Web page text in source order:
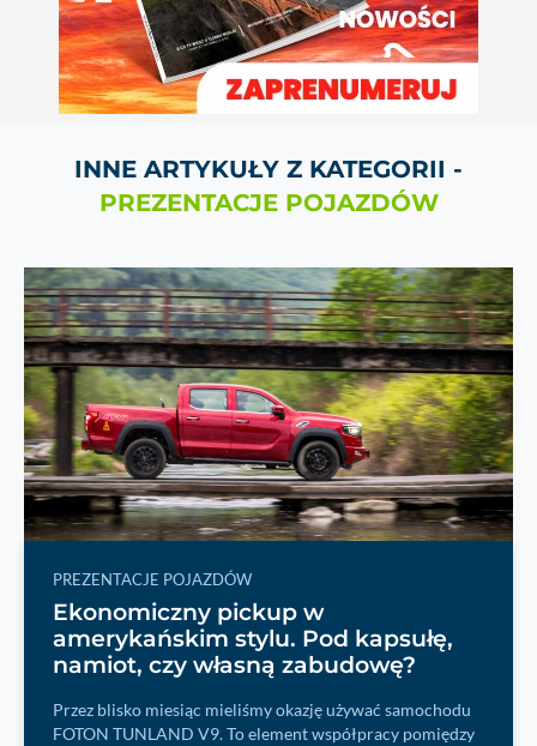
INNE ARTYKUŁY Z KATEGORII -
PREZENTACJE POJAZDÓW
PREZENTACJE POJAZDÓW
Ekonomiczny pickup w
amerykańskim stylu. Pod kapsułę,
namiot, czy własną zabudowę?
Przez blisko miesiąc mieliśmy okazję używać samochodu
FOTON TUNLAND V9. To element współpracy pomiędzy